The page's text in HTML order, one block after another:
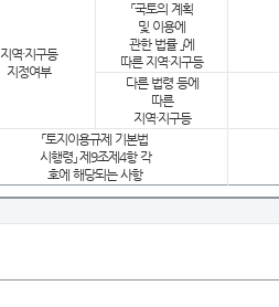
지역·지구등
지정여부
「국토의 계획
및 이용에
관한 법률 」에
따른 지역·지구등
다른 법령 등에
따른
지역·지구등
「토지이용규제 기본법
시행령」 제9조제4항 각
호에 해당되는 사항